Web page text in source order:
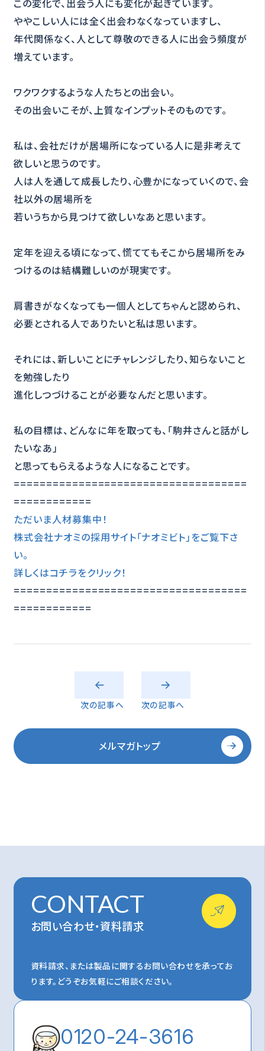
ややこしい人には全く出会わなくなっていますし、
年代関係なく、人として尊敬のできる人に出会う頻度が
増えています。
ワクワクするような人たちとの出会い。
その出会いこそが、上質なインプットそのものです。
私は、会社だけが居場所になっている人に是非考えて
欲しいと思うのです。
人は人を通して成長したり、心豊かになっていくので、会
社以外の居場所を
若いうちから見つけて欲しいなあと思います。
定年を迎える頃になって、慌ててもそこから居場所をみ
つけるのは結構難しいのが現実です。
肩書きがなくなっても一個人としてちゃんと認められ、
必要とされる人でありたいと私は思います。
それには、新しいことにチャレンジしたり、知らないこと
を勉強したり
進化しつづけることが必要なんだと思います。
私の目標は、どんなに年を取っても、「駒井さんと話がし
たいなあ」
と思ってもらえるような人になることです。
====================================
============
ただいま人材募集中！
株式会社ナオミの採用サイト｢ナオミビト｣をご覧下さ
い。
詳しくはコチラをクリック！
====================================
============
次の記事へ 次の記事へ
メルマガトップ
CONTACT
お問い合わせ・資料請求
資料請求、または製品に関するお問い合わせを承ってお
ります。 どうぞお気軽にご相談ください。
0120-24-3616